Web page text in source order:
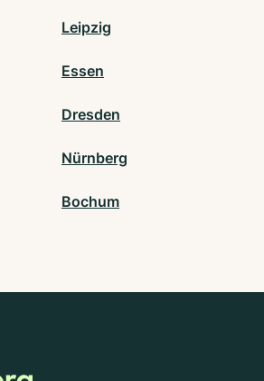
Leipzig
Essen
Dresden
Nürnberg
Bochum